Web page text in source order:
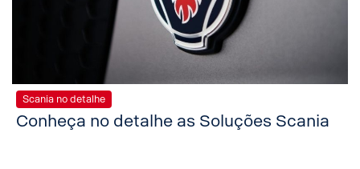
Scania no detalhe
Conheça no detalhe as Soluções Scania